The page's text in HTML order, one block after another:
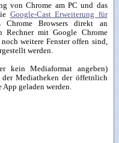
von Chrome am PC und das
Google-Cast Erweiterung für
Chrome Browsers direkt an
Rechner mit Google Chrome
weitere Fenster offen sind,
werden.
kein Mediaformat angeben)
Mediatheken der öffetnlich
geladen werden.